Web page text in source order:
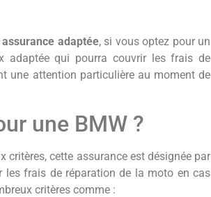
adaptée, si vous optez pour un
adaptée qui pourra couvrir les frais de
une attention particulière au moment de
une BMW ?
critères, cette assurance est désignée par
les frais de réparation de la moto en cas
critères comme :